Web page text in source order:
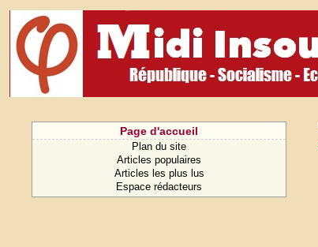
Page d'accueil
Plan du site
Articles populaires
Articles les plus lus
Espace rédacteurs